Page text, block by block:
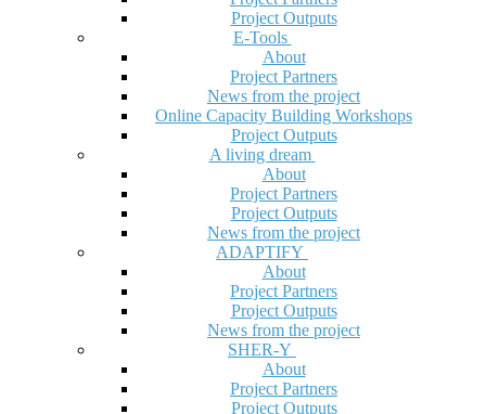
Project Outputs
E-Tools
About
Project Partners
News from the project
Online Capacity Building Workshops
Project Outputs
A living dream
About
Project Partners
Project Outputs
News from the project
ADAPTIFY
About
Project Partners
Project Outputs
News from the project
SHER-Y
About
Project Partners
Project Outputs